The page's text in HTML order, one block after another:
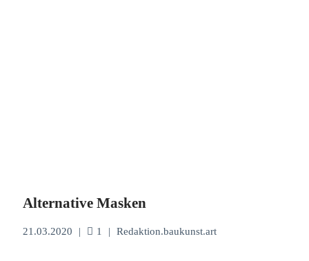
Alternative Masken
21.03.2020 | 1 | Redaktion.baukunst.art